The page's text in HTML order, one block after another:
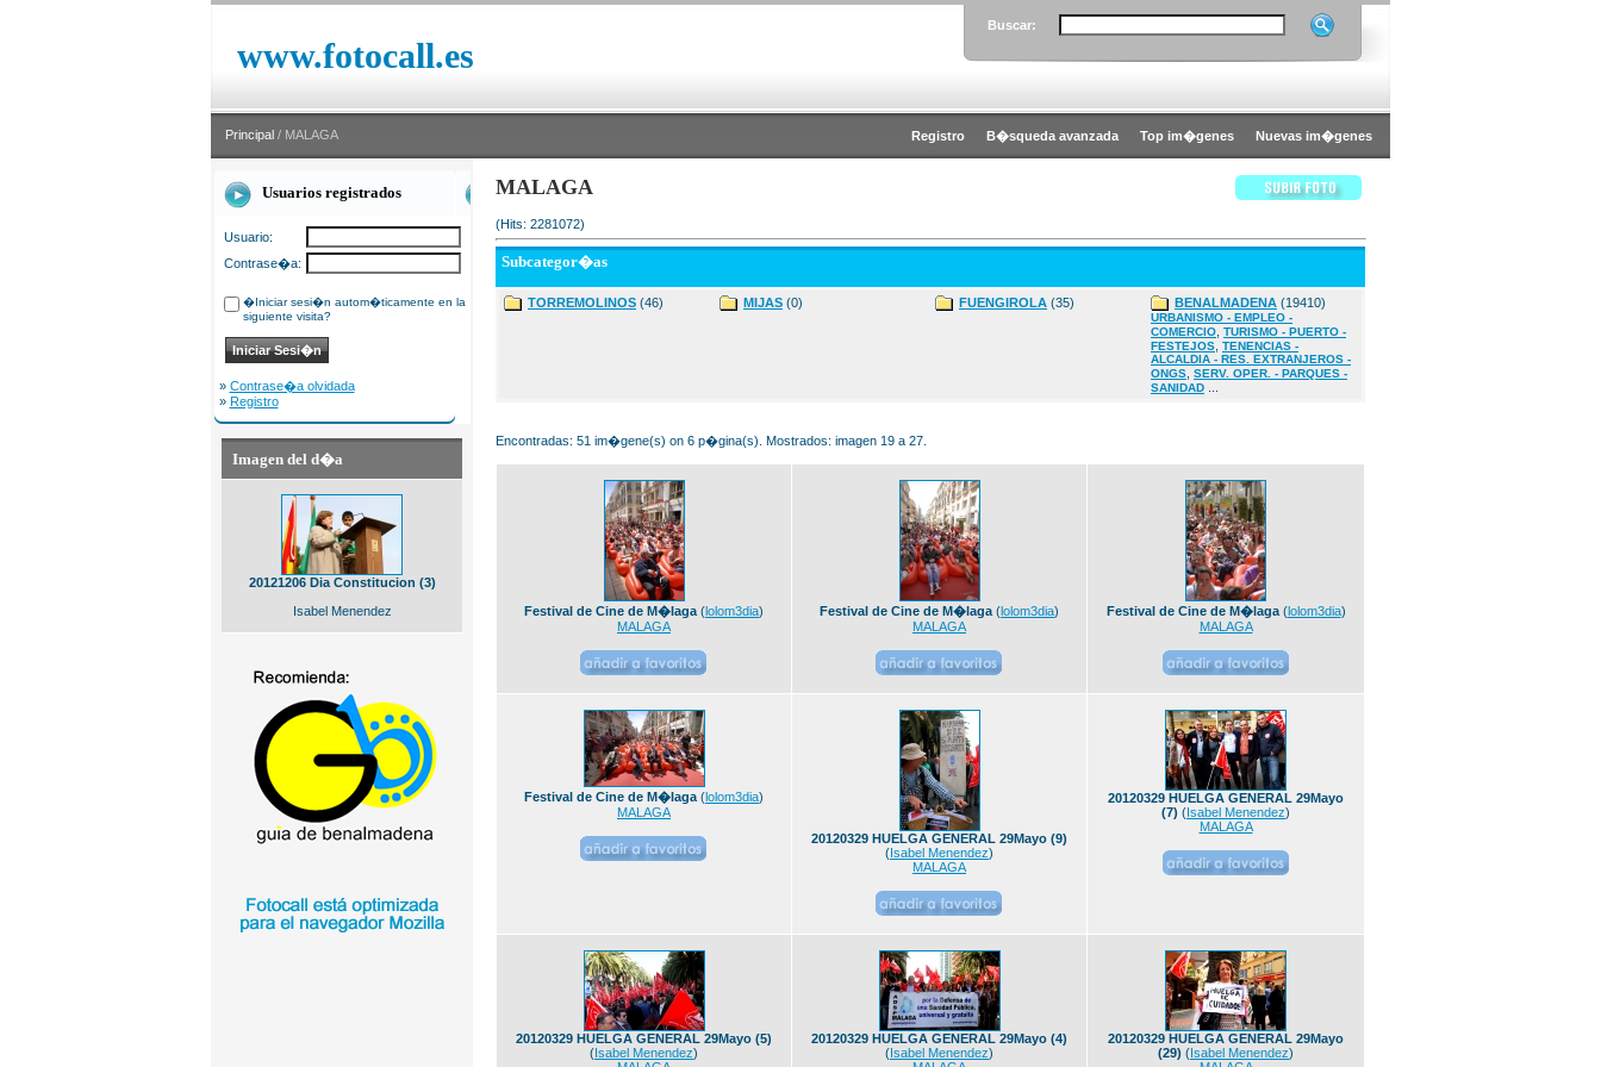
www.fotocall.es
Buscar:
Principal / MALAGA Registro B�squeda avanzada Top im�genes Nuevas im�genes
Usuarios registrados
Usuario:
Contrase�a:
�Iniciar sesi�n autom�ticamente en la
siguiente visita?
» Contrase�a olvidada
» Registro
Imagen del d�a
20121206 Dia Constitucion (3)
Isabel Menendez
MALAGA
(Hits: 2281072)
Subcategor�as
TORREMOLINOS (46) MIJAS (0) FUENGIROLA (35) BENALMADENA (19410)
URBANISMO - EMPLEO -
COMERCIO TURISMO - PUERTO -
FESTEJOS TENENCIAS -
ALCALDIA - RES. EXTRANJEROS -
ONGS SERV. OPER. - PARQUES -
SANIDAD
Encontradas: 51 im�gene(s) on 6 p�gina(s). Mostrados: imagen 19 a 27.
Festival de Cine de M�laga (lolom3dia)
MALAGA
Festival de Cine de M�laga (lolom3dia)
MALAGA
Festival de Cine de M�laga(lolom3dia)
MALAGA
Festival de Cine de M�laga (lolom3dia)
MALAGA
20120329 HUELGA GENERAL 29Mayo (9)
(Isabel Menendez)
MALAGA
20120329 HUELGA GENERAL 29Mayo
(7) (Isabel Menendez)
MALAGA
20120329 HUELGA GENERAL 29Mayo (5)
(Isabel Menendez)
20120329 HUELGA GENERAL 29Mayo (4)
(Isabel Menendez)
20120329 HUELGA GENERAL 29Mayo
(29) (Isabel Menendez)